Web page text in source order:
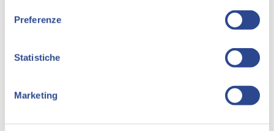
Preferenze
Statistiche
Marketing
essa ha prodotto. Considerata la continua richiesta di
conosciuto nel tempo, abbiamo pensato di realizzare
fondamentali e le interviste più interessanti